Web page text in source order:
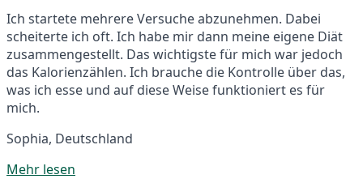
Ich startete mehrere Versuche abzunehmen. Dabei
scheiterte ich oft. Ich habe mir dann meine eigene Diät
zusammengestellt. Das wichtigste für mich war jedoch
das Kalorienzählen. Ich brauche die Kontrolle über das,
was ich esse und auf diese Weise funktioniert es für
mich.
Sophia, Deutschland
Mehr lesen